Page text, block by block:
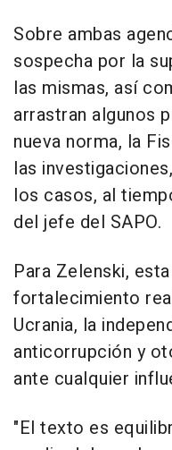
Sobre ambas
sospecha por la
las mismas, así
arrastran algunos
nueva norma, la
las
los casos, al
del jefe del SAPO.
Para Zelenski,
fortalecimiento
Ucrania, la
anticorrupción y
ante cualquier
"El texto es